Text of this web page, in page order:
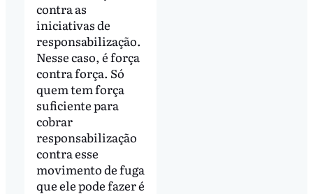
contra as
iniciativas de
responsabilização.
Nesse caso, é força
contra força. Só
quem tem força
suficiente para
cobrar
responsabilização
contra esse
movimento de fuga
que ele pode fazer é